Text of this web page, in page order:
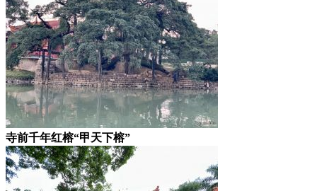
寺前千年红榕“甲天下榕”